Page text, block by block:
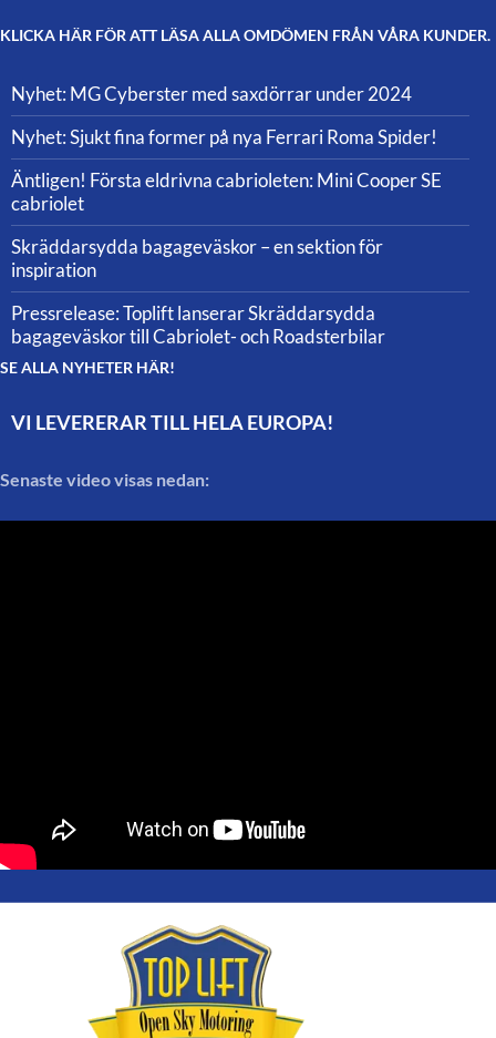
KLICKA HÄR FÖR ATT LÄSA ALLA OMDÖMEN FRÅN VÅRA KUNDER.
Nyhet: MG Cyberster med saxdörrar under 2024
Nyhet: Sjukt fina former på nya Ferrari Roma Spider!
Äntligen! Första eldrivna cabrioleten: Mini Cooper SE
cabriolet
Skräddarsydda bagageväskor – en sektion för
inspiration
Pressrelease: Toplift lanserar Skräddarsydda
bagageväskor till Cabriolet- och Roadsterbilar
SE ALLA NYHETER HÄR!
VI LEVERERAR TILL HELA EUROPA!
Senaste video visas nedan: